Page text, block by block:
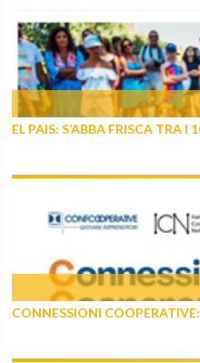
EL PAIS: S’ABBA FRISCA TRA I
CONNESSIONI